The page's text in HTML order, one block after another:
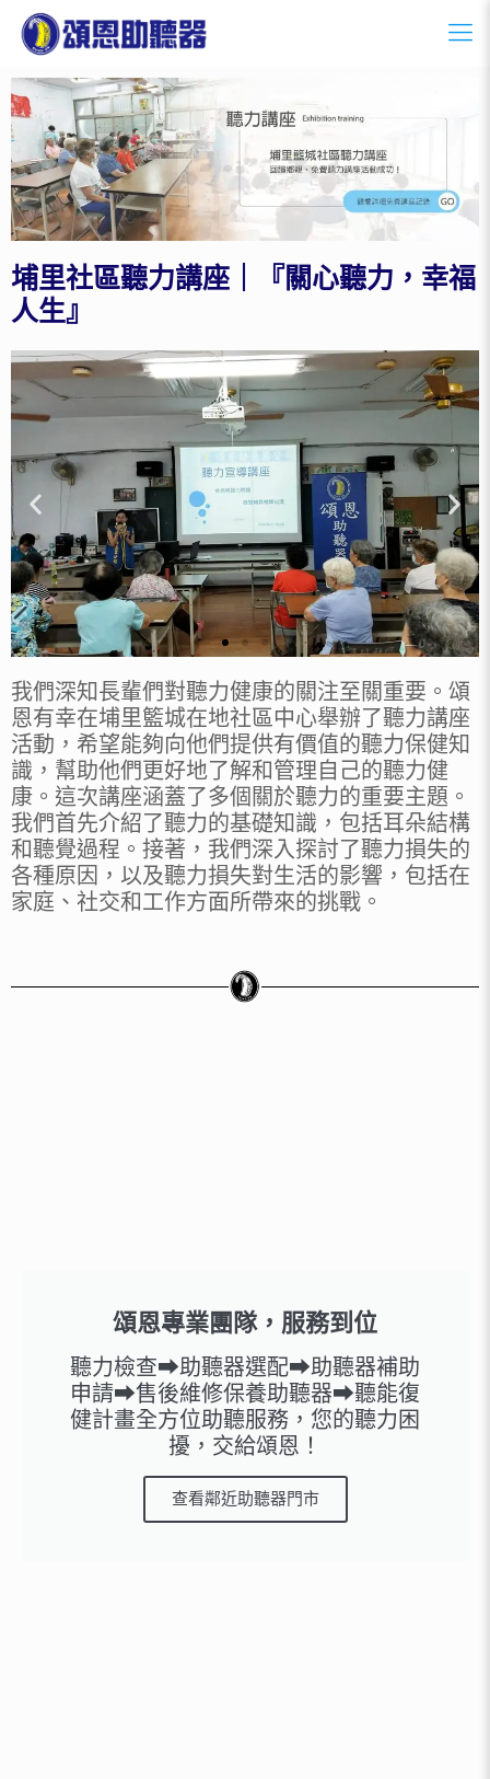
埔里社區聽力講座｜『關心聽力，幸福
人生』
我們深知長輩們對聽力健康的關注至關重要。頌
恩有幸在埔里籃城在地社區中心舉辦了聽力講座
活動，希望能夠向他們提供有價值的聽力保健知
識，幫助他們更好地了解和管理自己的聽力健
康。這次講座涵蓋了多個關於聽力的重要主題。
我們首先介紹了聽力的基礎知識，包括耳朵結構
和聽覺過程。接著，我們深入探討了聽力損失的
各種原因，以及聽力損失對生活的影響，包括在
家庭、社交和工作方面所帶來的挑戰。
頌恩專業團隊，服務到位
聽力檢查➡助聽器選配➡助聽器補助
申請➡售後維修保養助聽器➡聽能復
健計畫全方位助聽服務，您的聽力困
擾，交給頌恩！
查看鄰近助聽器門市